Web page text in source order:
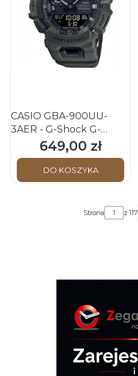
CASIO GBA-900UU-
3AER - G-Shock G-
Squad - Męski - Zegarek
na pasku
Cena
649,00 zł
DO KOSZYKA
Strona z 117